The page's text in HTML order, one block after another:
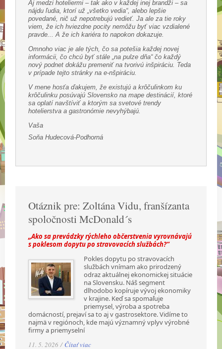
Aj medzi hoteliermi – tak ako v každej inej brandži – sa
nájdu ľudia, ktorí už „všetko vedia“, alebo lepšie
povedané, nič už nepotrebujú vedieť. Ja ale za tie roky
viem, že ich hviezdne pocity nemôžu byť viac vzdialené
pravde... A že ich kariéra to napokon dokazuje.
Omnoho viac je ale tých, čo sa potešia každej novej
informácii, čo chcú byť stále „na pulze dňa“ čo každý
nový podnet dokážu premeniť na tvorivú inšpiráciu. Teda
v prípade tejto stránky na e-nšpiráciu.
V mene hosťa ďakujem, že existujú a krôčulinkom ku
krôčulinku posúvajú Slovensko na mape destinácií, ktoré
sa oplatí navštíviť a ktorým sa svetové trendy
hotelierstva a gastronómie nevyhýbajú.
Vaša
Soňa Hudecová-Podhorná
Otáznik pre: Zoltána Vidu, franšízanta
spoločnosti McDonald´s
„Ako sa prevádzky rýchleho občerstvenia vyrovnávajú
s poklesom dopytu po stravovacích službách?“
Pokles dopytu po stravovacích
službách vnímam ako prirodzený
odraz aktuálnej ekonomickej situácie
na Slovensku. Náš segment
dlhodobo kopíruje vývoj ekonomiky
v krajine. Keď sa spomaľuje
priemysel, výroba a spotreba
domácností, prejaví sa to aj v gastrosektore. Vidíme to
najmä v regiónoch, kde majú významný vplyv výrobné
firmy a priemyselní
11. 5. 2026 / Čítať viac